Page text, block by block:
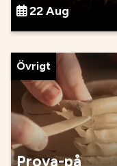
22 Aug
Övrigt
Prova-på